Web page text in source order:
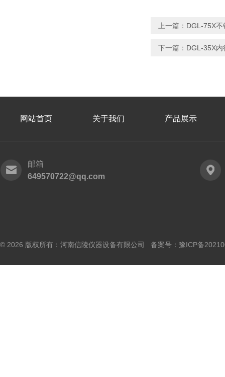
上一篇： DGL-75X
下一篇： DGL-35X
网站首页 关于我们 产品展示
邮箱
649570722@qq.com
© 2026 版权所有：河南信陵仪器设备有限公司 备案号： 豫ICP备